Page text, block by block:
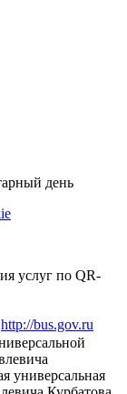
день
услуг по QR-
http://bus.gov.ru
универсальная